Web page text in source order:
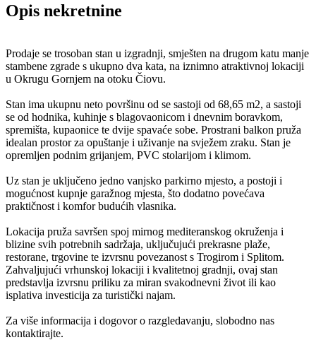
Opis nekretnine
Prodaje se trosoban stan u izgradnji, smješten na drugom katu manje
stambene zgrade s ukupno dva kata, na iznimno atraktivnoj lokaciji
u Okrugu Gornjem na otoku Čiovu.
Stan ima ukupnu neto površinu od se sastoji od 68,65 m2, a sastoji
se od hodnika, kuhinje s blagovaonicom i dnevnim boravkom,
spremišta, kupaonice te dvije spavaće sobe. Prostrani balkon pruža
idealan prostor za opuštanje i uživanje na svježem zraku. Stan je
opremljen podnim grijanjem, PVC stolarijom i klimom.
Uz stan je uključeno jedno vanjsko parkirno mjesto, a postoji i
mogućnost kupnje garažnog mjesta, što dodatno povećava
praktičnost i komfor budućih vlasnika.
Lokacija pruža savršen spoj mirnog mediteranskog okruženja i
blizine svih potrebnih sadržaja, uključujući prekrasne plaže,
restorane, trgovine te izvrsnu povezanost s Trogirom i Splitom.
Zahvaljujući vrhunskoj lokaciji i kvalitetnoj gradnji, ovaj stan
predstavlja izvrsnu priliku za miran svakodnevni život ili kao
isplativa investicija za turistički najam.
Za više informacija i dogovor o razgledavanju, slobodno nas
kontaktirajte.